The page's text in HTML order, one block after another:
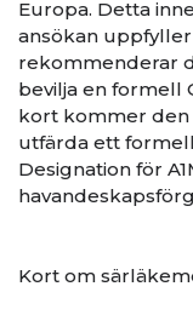
Europa. Detta
ansökan
rekommenderar
bevilja en formell
kort kommer den
utfärda ett
Designation för
Kort om